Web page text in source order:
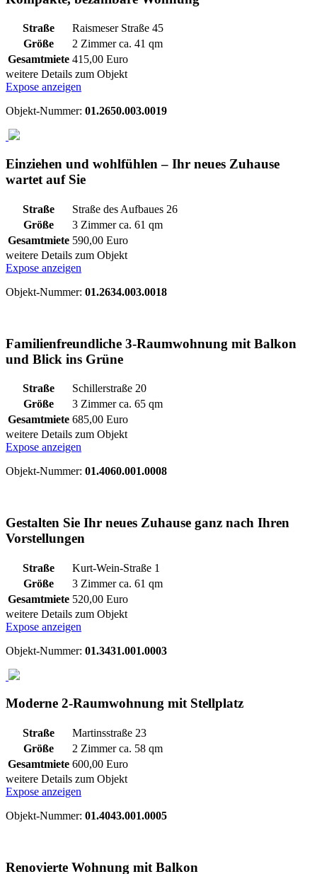
Straße
Raismeser Straße 45
Größe
2 Zimmer ca. 41 qm
Gesamtmiete 415,00 Euro
weitere Details zum Objekt
Expose anzeigen
Objekt-Nummer: 01.2650.003.0019
Einziehen und wohlfühlen – Ihr neues Zuhause
wartet auf Sie
Straße
Straße des Aufbaues 26
Größe
3 Zimmer ca. 61 qm
Gesamtmiete 590,00 Euro
weitere Details zum Objekt
Expose anzeigen
Objekt-Nummer: 01.2634.003.0018
Familienfreundliche 3-Raumwohnung mit Balkon
und Blick ins Grüne
Straße
Schillerstraße 20
Größe
3 Zimmer ca. 65 qm
Gesamtmiete 685,00 Euro
weitere Details zum Objekt
Expose anzeigen
Objekt-Nummer: 01.4060.001.0008
Gestalten Sie Ihr neues Zuhause ganz nach Ihren
Vorstellungen
Straße
Kurt-Wein-Straße 1
Größe
3 Zimmer ca. 61 qm
Gesamtmiete 520,00 Euro
weitere Details zum Objekt
Expose anzeigen
Objekt-Nummer: 01.3431.001.0003
Moderne 2-Raumwohnung mit Stellplatz
Straße
Martinsstraße 23
Größe
2 Zimmer ca. 58 qm
Gesamtmiete 600,00 Euro
weitere Details zum Objekt
Expose anzeigen
Objekt-Nummer: 01.4043.001.0005
Renovierte Wohnung mit Balkon